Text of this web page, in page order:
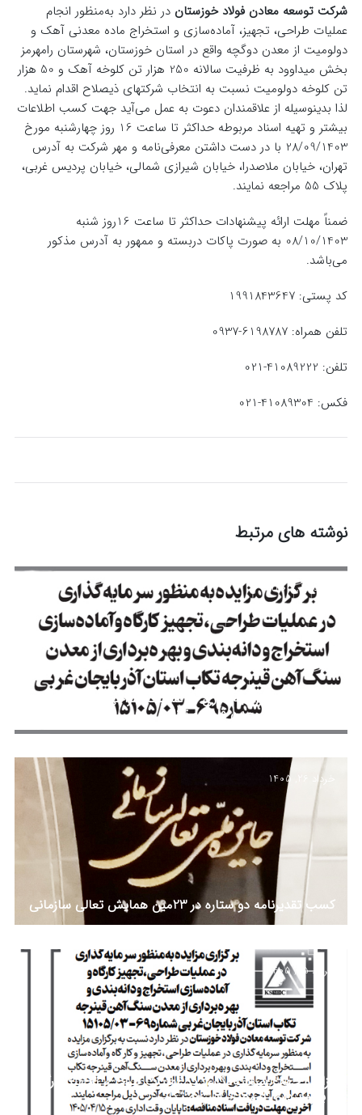
شرکت توسعه معادن فولاد خوزستان در نظر دارد به‌منظور انجام
عملیات طراحی، تجهیز، آماده‌سازی و استخراج ماده معدنی آهک و
دولومیت از معدن دوگچه واقع در استان خوزستان، شهرستان رامهرمز
بخش میداوود به ظرفیت سالانه 250 هزار تن کلوخه آهک و 50 هزار
تن کلوخه دولومیت نسبت به انتخاب شرکتهای ذیصلاح اقدام نماید.
لذا بدینوسیله از علاقمندان دعوت به عمل می‌آید جهت کسب اطلاعات
بیشتر و تهیه اسناد مربوطه حداکثر تا ساعت 16 روز چهارشنبه مورخ
28/09/1403 با در دست داشتن معرفی‌نامه و مهر شرکت به آدرس
تهران، خیابان ملاصدرا، خیابان شیرازی شمالی، خیابان پردیس غربی،
پلاک 55 مراجعه نمایند.
ضمناً مهلت ارائه پیشنهادات حداکثر تا ساعت 16روز شنبه
08/10/1403 به صورت پاکات دربسته و ممهور به آدرس مذکور
می‌باشد.
کد پستی: 1991843647
تلفن همراه: 6198787-0937
تلفن: 41089222-021
فکس: 41089304-021
نوشته های مرتبط
مرداد 12, 1405
مزایده جهت سرمایه‌گذاری در عملیات طراحی، تجهیز کارگاه
و بهره‌برداری از معدن قینرجه تکاب
خرداد 26, 1405
کسب تقدیرنامه دو ستاره در 23مین همایش تعالی سازمانی
خرداد 25, 1405
مزایده جهت سرمایه‌گذاری در عملیات طراحی، تجهیز کارگاه
و بهره برداری از معدن قینرجه تکاب